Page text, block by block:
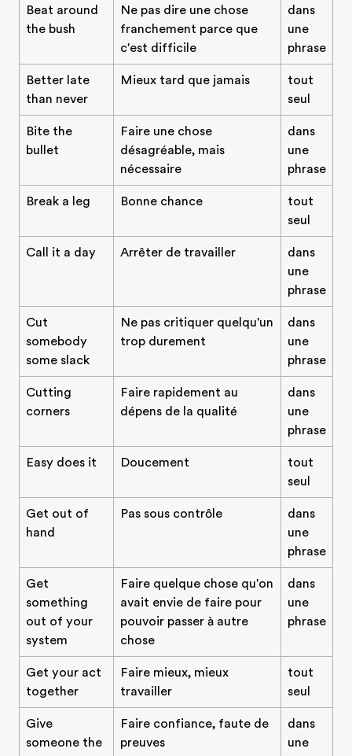
Beat around
the bush
Ne pas dire une chose
franchement parce que
c'est difficile
dans
une
phrase
Better late
than never
Mieux tard que jamais
tout
seul
Bite the
bullet
Faire une chose
désagréable, mais
nécessaire
dans
une
phrase
Break a leg Bonne chance
tout
seul
Call it a day Arrêter de travailler
dans
une
phrase
Cut
somebody
some slack
Ne pas critiquer quelqu'un
trop durement
dans
une
phrase
Cutting
corners
Faire rapidement au
dépens de la qualité
dans
une
phrase
Easy does it Doucement
tout
seul
Get out of
hand
Pas sous contrôle
dans
une
phrase
Get
something
out of your
system
Faire quelque chose qu'on
avait envie de faire pour
pouvoir passer à autre
chose
dans
une
phrase
Get your act
together
Faire mieux, mieux
travailler
tout
seul
Give
someone the
Faire confiance, faute de
preuves
dans
une